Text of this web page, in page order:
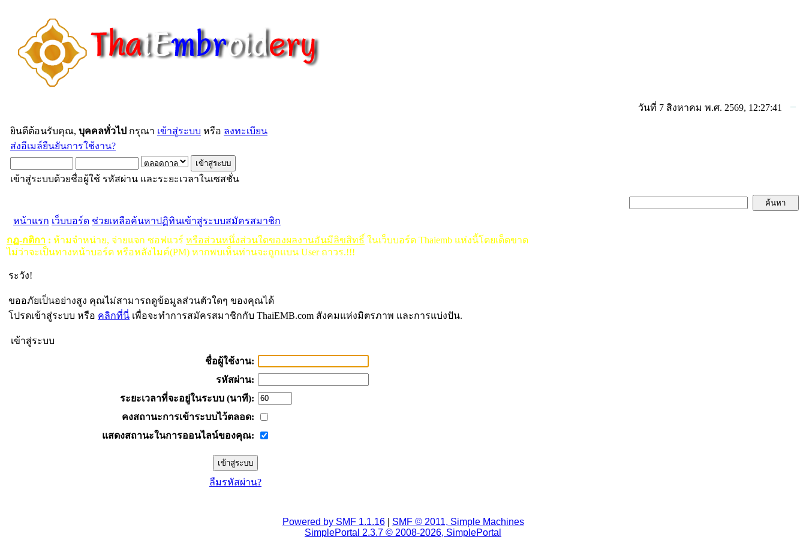
วันที่ 7 สิงหาคม พ.ศ. 2569, 12:27:41
ยินดีต้อนรับคุณ, บุคคลทั่วไป กรุณา เข้าสู่ระบบ หรือ ลงทะเบียน
ส่งอีเมล์ยืนยันการใช้งาน?
เข้าสู่ระบบด้วยชื่อผู้ใช้ รหัสผ่าน และระยะเวลาในเซสชั่น
หน้าแรก เว็บบอร์ด ช่วยเหลือค้นหาปฏิทินเข้าสู่ระบบสมัครสมาชิก
กฏ-กติกา : ห้ามจำหน่าย, จ่ายแจก ซอฟแวร์ หรือส่วนหนึ่งส่วนใดของผลงานอันมีลิขสิทธิ์ ในเว็บบอร์ด Thaiemb แห่งนี้โดยเด็ดขาด
ไม่ว่าจะเป็นทางหน้าบอร์ด หรือหลังไมค์(PM) หากพบเห็นท่านจะถูกแบน User ถาวร.!!!
ระวัง!
ขออภัยเป็นอย่างสูง คุณไม่สามารถดูข้อมูลส่วนตัวใดๆ ของคุณได้
โปรดเข้าสู่ระบบ หรือ คลิกที่นี่ เพื่อจะทำการสมัครสมาชิกกับ ThaiEMB.com สังคมแห่งมิตรภาพ และการแบ่งปัน.
เข้าสู่ระบบ
ชื่อผู้ใช้งาน:
รหัสผ่าน:
ระยะเวลาที่จะอยู่ในระบบ (นาที):
คงสถานะการเข้าระบบไว้ตลอด:
แสดงสถานะในการออนไลน์ของคุณ:
ลืมรหัสผ่าน?
Powered by SMF 1.1.16| SMF © 2011, Simple Machines
SimplePortal 2.3.7 © 2008-2026, SimplePortal